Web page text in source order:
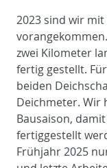
2023 sind wir
zwei Kilometer
fertig gestellt.
beiden
Deichmeter. Wir
Bausaison,
fertiggestellt
Frühjahr 2025